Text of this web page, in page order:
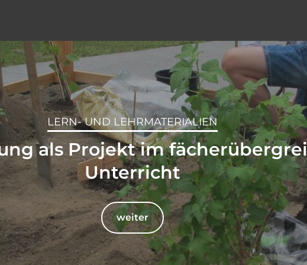
LERN- UND LEHRMATERIALIEN
als Projekt im
Unterricht
weiter